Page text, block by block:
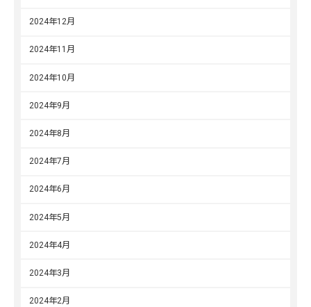
2024年12月
2024年11月
2024年10月
2024年9月
2024年8月
2024年7月
2024年6月
2024年5月
2024年4月
2024年3月
2024年2月